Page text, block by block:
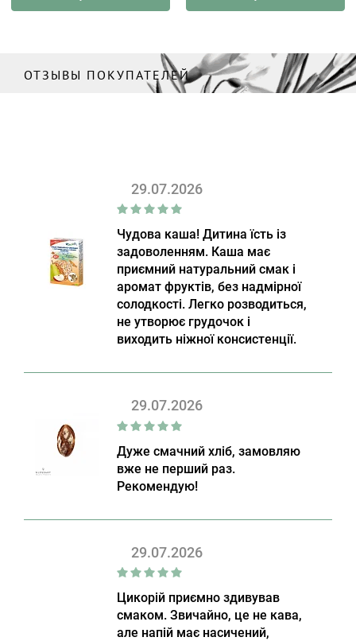
ОТЗЫВЫ ПОКУПАТЕЛЕЙ
29.07.2026
Чудова каша! Дитина їсть із
задоволенням. Каша має
приємний натуральний смак і
аромат фруктів, без надмірної
солодкості. Легко розводиться,
не утворює грудочок і
виходить ніжної консистенції.
29.07.2026
Дуже смачний хліб, замовляю
вже не перший раз.
Рекомендую!
29.07.2026
Цикорій приємно здивував
смаком. Звичайно, це не кава,
але напій має насичений,